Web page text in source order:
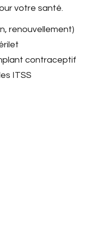
votre santé.
renouvellement)
contraceptif
ITSS